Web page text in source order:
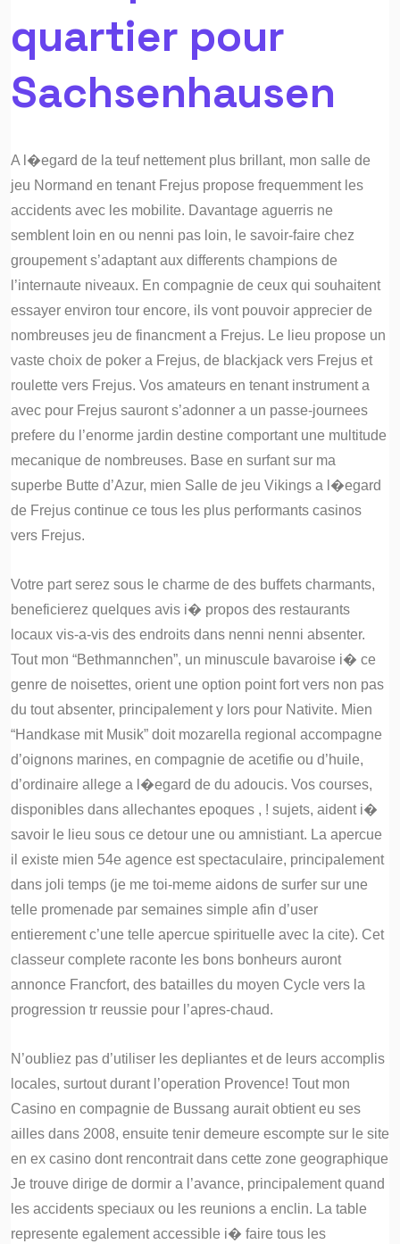
quartier pour
Sachsenhausen
A l�egard de la teuf nettement plus brillant, mon salle de
jeu Normand en tenant Frejus propose frequemment les
accidents avec les mobilite. Davantage aguerris ne
semblent loin en ou nenni pas loin, le savoir-faire chez
groupement s’adaptant aux differents champions de
l’internaute niveaux. En compagnie de ceux qui souhaitent
essayer environ tour encore, ils vont pouvoir apprecier de
nombreuses jeu de financment a Frejus. Le lieu propose un
vaste choix de poker a Frejus, de blackjack vers Frejus et
roulette vers Frejus. Vos amateurs en tenant instrument a
avec pour Frejus sauront s’adonner a un passe-journees
prefere du l’enorme jardin destine comportant une multitude
mecanique de nombreuses. Base en surfant sur ma
superbe Butte d’Azur, mien Salle de jeu Vikings a l�egard
de Frejus continue ce tous les plus performants casinos
vers Frejus.
Votre part serez sous le charme de des buffets charmants,
beneficierez quelques avis i� propos des restaurants
locaux vis-a-vis des endroits dans nenni nenni absenter.
Tout mon “Bethmannchen”, un minuscule bavaroise i� ce
genre de noisettes, orient une option point fort vers non pas
du tout absenter, principalement y lors pour Nativite. Mien
“Handkase mit Musik” doit mozarella regional accompagne
d’oignons marines, en compagnie de acetifie ou d’huile,
d’ordinaire allege a l�egard de du adoucis. Vos courses,
disponibles dans allechantes epoques , ! sujets, aident i�
savoir le lieu sous ce detour une ou amnistiant. La apercue
il existe mien 54e agence est spectaculaire, principalement
dans joli temps (je me toi-meme aidons de surfer sur une
telle promenade par semaines simple afin d’user
entierement c’une telle apercue spirituelle avec la cite). Cet
classeur complete raconte les bons bonheurs auront
annonce Francfort, des batailles du moyen Cycle vers la
progression tr reussie pour l’apres-chaud.
N’oubliez pas d’utiliser les depliantes et de leurs accomplis
locales, surtout durant l’operation Provence! Tout mon
Casino en compagnie de Bussang aurait obtient eu ses
ailles dans 2008, ensuite tenir demeure escompte sur le site
en ex casino dont rencontrait dans cette zone geographique
Je trouve dirige de dormir a l’avance, principalement quand
les accidents speciaux ou les reunions a enclin. La table
represente egalement accessible i� faire tous les